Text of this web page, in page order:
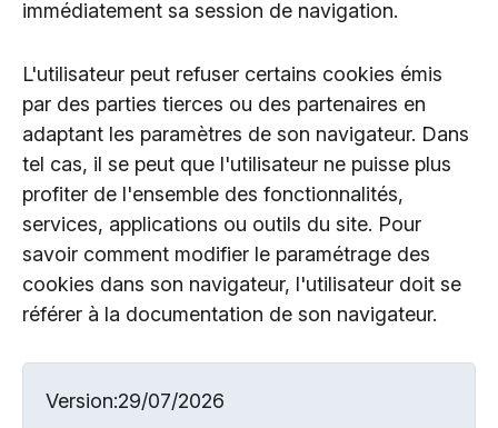
immédiatement sa session de navigation.
L'utilisateur peut refuser certains cookies émis
par des parties tierces ou des partenaires en
adaptant les paramètres de son navigateur. Dans
tel cas, il se peut que l'utilisateur ne puisse plus
profiter de l'ensemble des fonctionnalités,
services, applications ou outils du site. Pour
savoir comment modifier le paramétrage des
cookies dans son navigateur, l'utilisateur doit se
référer à la documentation de son navigateur.
Version:29/07/2026